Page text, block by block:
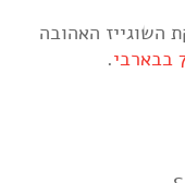
האהובה
.